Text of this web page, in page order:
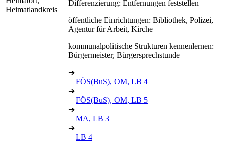
Heimatlandkreis
Differenzierung: Entfernungen feststellen
öffentliche Einrichtungen: Bibliothek, Polizei,
Agentur für Arbeit, Kirche
kommunalpolitische Strukturen kennenlernen:
Bürgermeister, Bürgersprechstunde
➔
FÖS(BuS), OM, LB 4
➔
FÖS(BuS), OM, LB 5
➔
MA, LB 3
➔
LB 4